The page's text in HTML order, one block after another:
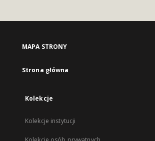
MAPA STRONY
Strona główna
Kolekcje
Kolekcje instytucji